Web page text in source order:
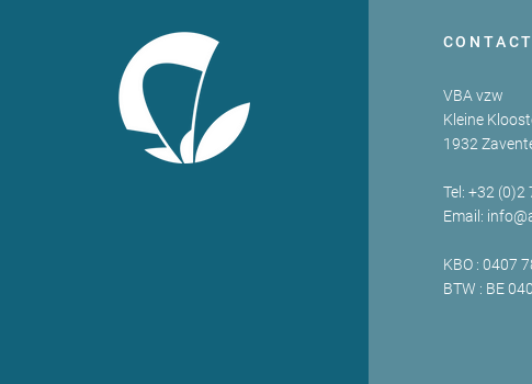
CONTACT
VBA vzw
Kleine
1932
Tel: +32 (0)2
Email:
KBO : 0407
BTW : BE